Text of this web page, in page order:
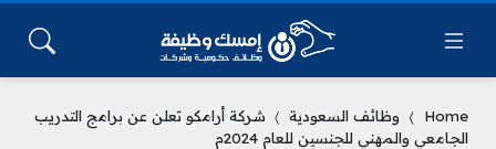
Home وظائف السعودية
شركة أرامكو تعلن عن برامج التدريب
الجامعي والمهني للجنسين للعام 2024م